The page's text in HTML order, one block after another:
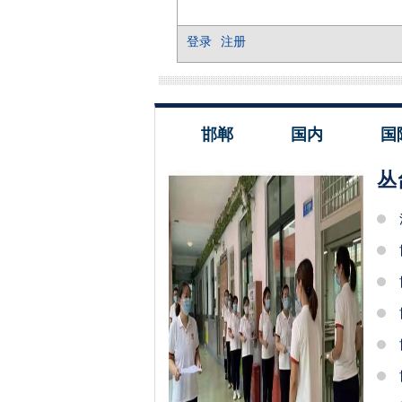
邯郸 国内 国
丛